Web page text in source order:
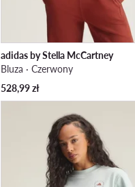
adidas by Stella McCartney
Bluza · Czerwony
528,99zł